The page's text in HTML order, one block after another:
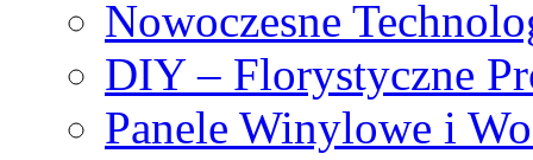
Nowoczesne
DIY – Florystyczne
Panele Winylowe i